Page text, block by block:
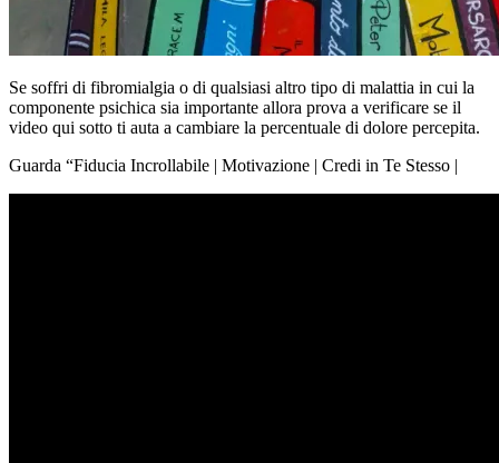
Se soffri di fibromialgia o di qualsiasi altro tipo di malattia in cui la
componente psichica sia importante allora prova a verificare se il
video qui sotto ti auta a cambiare la percentuale di dolore percepita.
Guarda “Fiducia Incrollabile | Motivazione | Credi in Te Stesso |